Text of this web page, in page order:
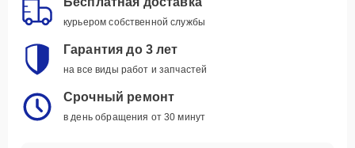
курьером собственной службы
Гарантия до 3 лет
на все виды работ и запчастей
Срочный ремонт
в день обращения от 30 минут